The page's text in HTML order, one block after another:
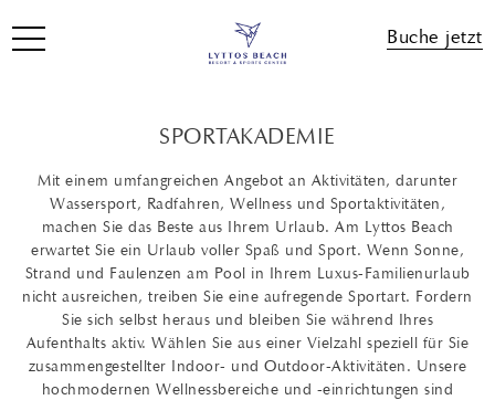
Buche jetzt
SPORTAKADEMIE
Mit einem umfangreichen Angebot an Aktivitäten, darunter
Wassersport, Radfahren, Wellness und Sportaktivitäten,
machen Sie das Beste aus Ihrem Urlaub. Am Lyttos Beach
erwartet Sie ein Urlaub voller Spaß und Sport. Wenn Sonne,
Strand und Faulenzen am Pool in Ihrem Luxus-Familienurlaub
nicht ausreichen, treiben Sie eine aufregende Sportart. Fordern
Sie sich selbst heraus und bleiben Sie während Ihres
Aufenthalts aktiv. Wählen Sie aus einer Vielzahl speziell für Sie
zusammengestellter Indoor- und Outdoor-Aktivitäten. Unsere
hochmodernen Wellnessbereiche und -einrichtungen sind